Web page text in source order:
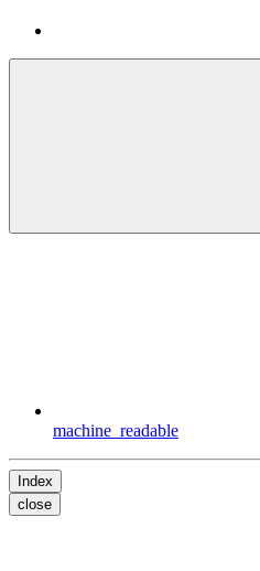
machine_readable
Index
close